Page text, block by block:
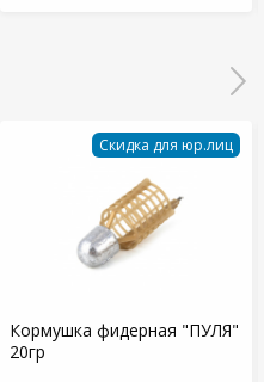
Скидка для юр.лиц
Кормушка фидерная "ПУЛЯ"
20гр